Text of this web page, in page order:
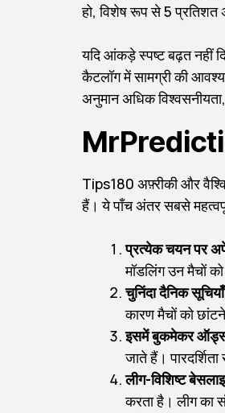
हो, विशेष रूप से 5
यदि आंकड़े स्पष्ट बढ़त नहीं
कैटलॉग में सामग्री की
अनुमान अधिक
Tips180 अफ़्रीकी और
हैं। ये पाँच अंतर सबसे
प्रत्येक चयन पर
मॉडलिंग उन मैचों
चुनिंदा दैनिक
कारण मैचों को
इसमें बुकमेकर ऑड्स
जाते हैं।
लीग-विशिष्ट
करता है। लीग का